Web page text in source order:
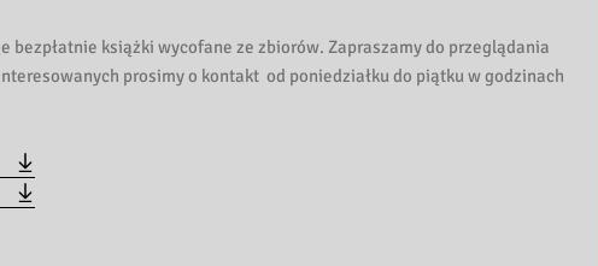
bezpłatnie książki wycofane ze zbiorów. Zapraszamy do przeglądania
prosimy o kontakt od poniedziałku do piątku w godzinach